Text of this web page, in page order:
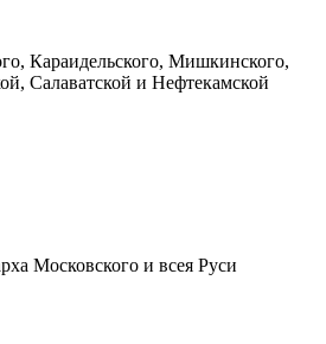
Караидельского, Мишкинского,
Салаватской и Нефтекамской
Московского и всея Руси